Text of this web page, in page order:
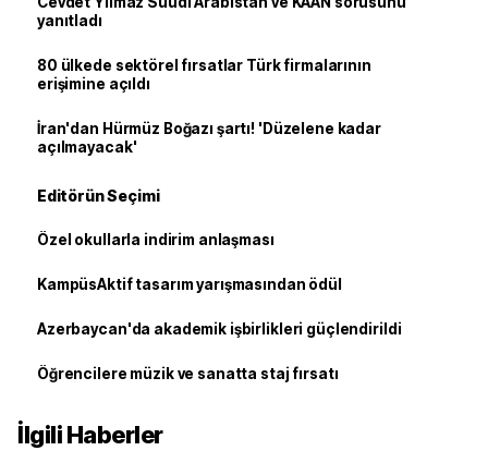
yanıtladı
80 ülkede sektörel fırsatlar Türk firmalarının
erişimine açıldı
İran'dan Hürmüz Boğazı şartı! 'Düzelene kadar
açılmayacak'
Editörün Seçimi
Özel okullarla indirim anlaşması
KampüsAktif tasarım yarışmasından ödül
Azerbaycan'da akademik işbirlikleri güçlendirildi
Öğrencilere müzik ve sanatta staj fırsatı
İlgili Haberler